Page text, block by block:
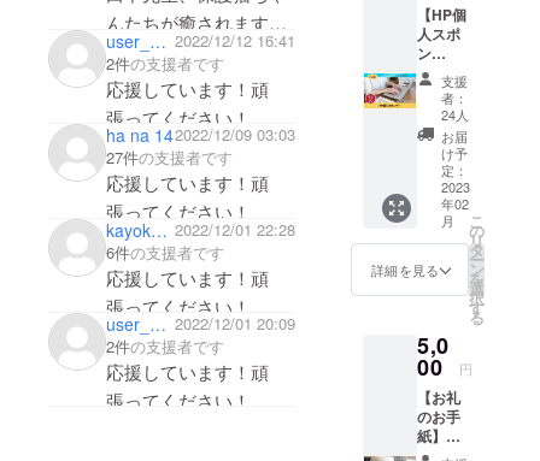
んたちが癒されますよ
うに。応援していま
す！頑張ってください
♪
user_d6bdd540a6d4 2022/12/12 16:41
2件の支援者です
応援しています！頑
張ってください！
ha na 142022/12/09 03:03
27件の支援者です
応援しています！頑
張ってください！
kayokovoice 2022/12/01 22:28
6件の支援者です
応援しています！頑
張ってください！
user_62364054afe4 2022/12/01 20:09
2件の支援者です
応援しています！頑
張ってください！
計画を立て
ました。
保護してき
た猫の里親
さんが直ぐ
に見つかれ
ばいいので
すが、時間
がかかる場
ります。
に閉じ込め
たままでは
あまりにも
可哀想とい
うのと、成
ただた
だ応援
したい
方向け
のリ
ターン
です。
上乗せ
支援大
歓迎で
す！
【HP個
人スポ
ン
サー】
『一般
社団法
人いの
ちこ
え』の
個人ス
ポン
サーに
なれる
権利で
す。
HP（htt
w.inoch
inokoe.
com/）
にあな
たのお
名前を
支援
者：
24人
お届
け予
定：
2023
年02
月
詳細を見る
こ
の
リ
タ
ー
ン
を
選
択
す
る
5,0
00 円
【お礼
のお手
紙】
『一般